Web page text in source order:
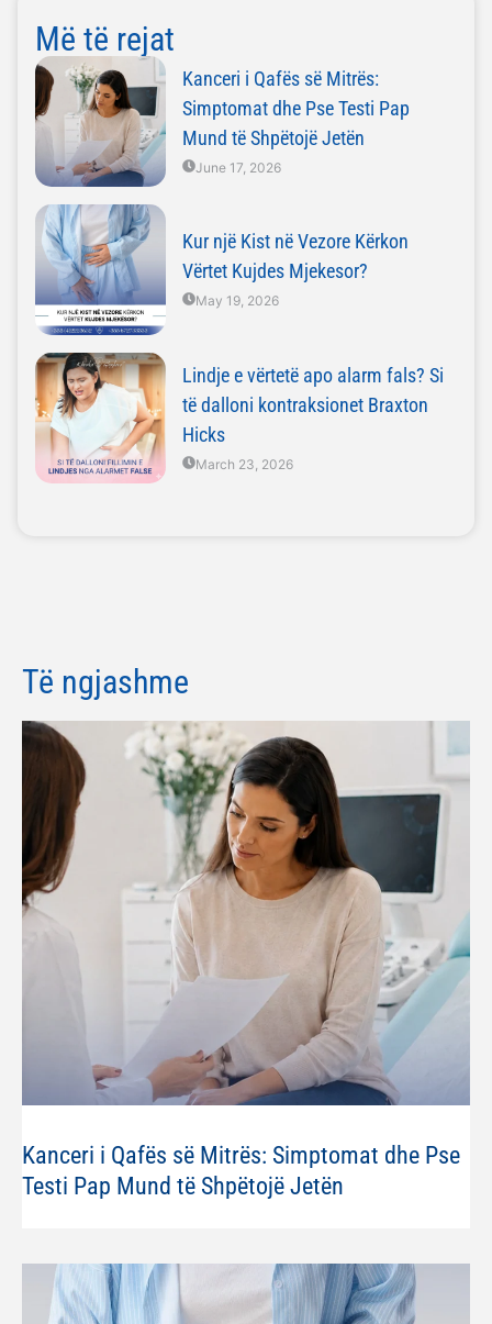
Më të rejat
Kanceri i Qafës së Mitrës:
Simptomat dhe Pse Testi Pap
Mund të Shpëtojë Jetën
June 17, 2026
Kur një Kist në Vezore Kërkon
Vërtet Kujdes Mjekesor?
May 19, 2026
Lindje e vërtetë apo alarm fals? Si
të dalloni kontraksionet Braxton
Hicks
March 23, 2026
Të ngjashme
Kanceri i Qafës së Mitrës: Simptomat dhe Pse
Testi Pap Mund të Shpëtojë Jetën